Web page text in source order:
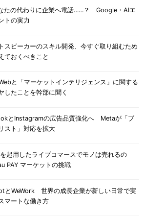
たの代わりに企業へ電話……？ Google・AIエ
トの実力
スピーカーのスキル開発、今すぐ取り組むため
ておくべきこと
と「マーケットインテリジェンス」に関する
したことを幹部に聞く
とInstagramの広告品質強化へ Metaが「ブ
スト」対応を拡大
起用したライブコマースでモノは売れるの
PAY マーケットの挑戦
とWeWork 世界の成長企業が新しい日常で実
マートな働き方